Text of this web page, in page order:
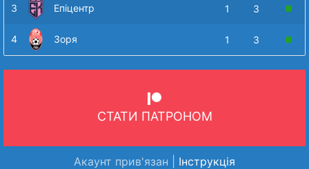
3 Епіцентр 1 3
4 Зоря 1 3
СТАТИ ПАТРОНОМ
Акаунт прив'язан | Інструкція